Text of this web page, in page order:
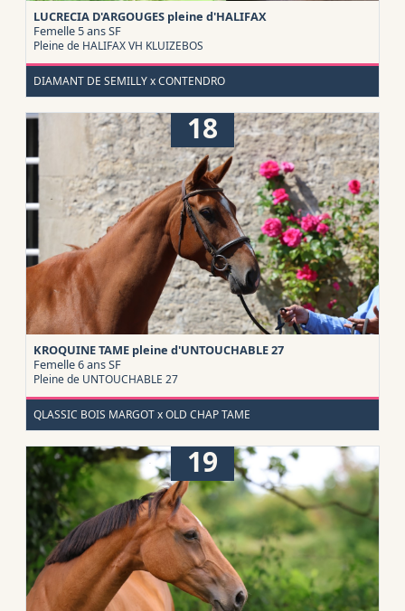
LUCRECIA D'ARGOUGES pleine d'HALIFAX
Femelle 5 ansSF
Pleine de HALIFAX VH KLUIZEBOS
DIAMANT DE SEMILLY x CONTENDRO
18
KROQUINE TAME pleine d'UNTOUCHABLE 27
Femelle 6 ansSF
Pleine de UNTOUCHABLE 27
QLASSIC BOIS MARGOT x OLD CHAP TAME
19